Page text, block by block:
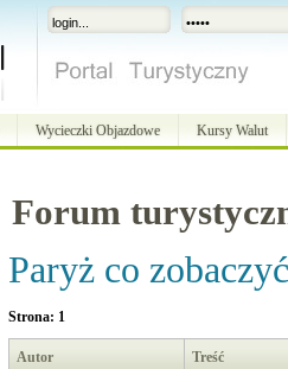
Wycieczki Objazdowe Kursy Walut
Forum
Paryż co zobaczyć
Strona: 1
Autor Treść